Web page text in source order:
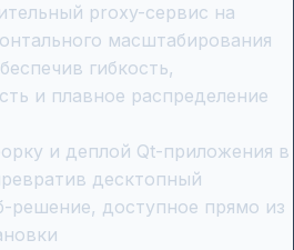
proxy-сервис на
масштабирования
гибкость,
и плавное распределение
и деплой Qt-приложения в
десктопный
решение, доступное прямо из